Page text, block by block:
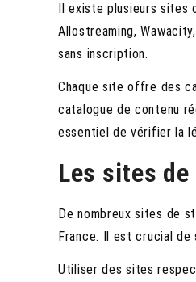
Il existe plusieurs
Allostreaming,
sans inscription.
Chaque site offre des
catalogue de contenu
essentiel de vérifier la
Les sites
De nombreux sites de
France. Il est crucial
Utiliser des sites